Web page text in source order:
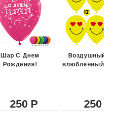
Шар С Днем
Рождения!
250
Воздушный
влюбленный
250